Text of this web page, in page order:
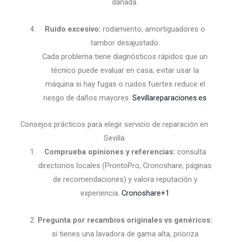
dañada.
Ruido excesivo: rodamiento, amortiguadores o
tambor desajustado.
Cada problema tiene diagnósticos rápidos que un
técnico puede evaluar en casa; evitar usar la
máquina si hay fugas o ruidos fuertes reduce el
riesgo de daños mayores.Sevillareparaciones.es
Consejos prácticos para elegir servicio de reparación en
Sevilla
Comprueba opiniones y referencias: consulta
directorios locales (ProntoPro, Cronoshare, páginas
de recomendaciones) y valora reputación y
experiencia.Cronoshare+1
Pregunta por recambios originales vs genéricos:
si tienes una lavadora de gama alta, prioriza